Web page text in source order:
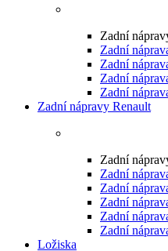
Zadní
Zadní
Zadní
Zadní
Zadní
Zadní nápravy Renault
Zadní
Zadní
Zadní
Zadní
Zadní
Zadní
Ložiska